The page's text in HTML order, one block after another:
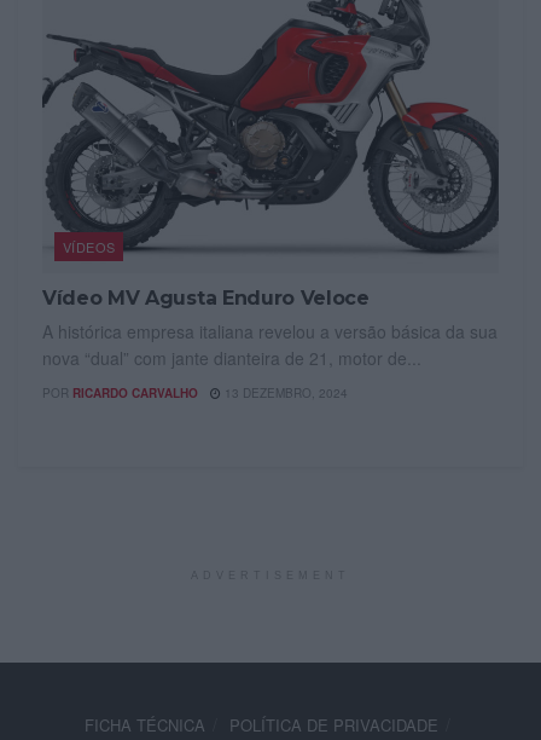
VÍDEOS
Vídeo MV Agusta Enduro Veloce
A histórica empresa italiana revelou a versão básica da sua
nova “dual” com jante dianteira de 21, motor de...
POR RICARDO CARVALHO 13 DEZEMBRO, 2024
FICHA TÉCNICA POLÍTICA DE PRIVACIDADE